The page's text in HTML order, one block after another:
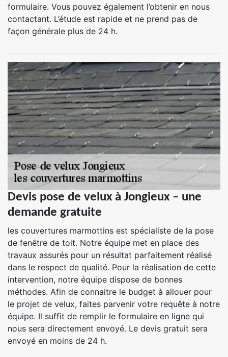
formulaire. Vous pouvez également l’obtenir en nous
contactant. L’étude est rapide et ne prend pas de
façon générale plus de 24 h.
Devis pose de velux à Jongieux – une
demande gratuite
les couvertures marmottins est spécialiste de la pose
de fenêtre de toit. Notre équipe met en place des
travaux assurés pour un résultat parfaitement réalisé
dans le respect de qualité. Pour la réalisation de cette
intervention, notre équipe dispose de bonnes
méthodes. Afin de connaitre le budget à allouer pour
le projet de velux, faites parvenir votre requête à notre
équipe. Il suffit de remplir le formulaire en ligne qui
nous sera directement envoyé. Le devis gratuit sera
envoyé en moins de 24 h.